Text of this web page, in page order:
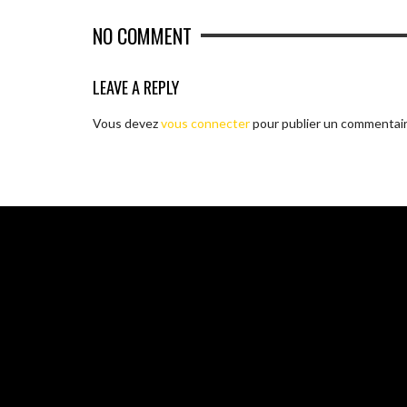
NO COMMENT
LEAVE A REPLY
Vous devezvous connecterpour publier un